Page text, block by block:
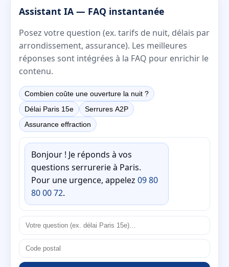
Assistant IA — FAQ instantanée
Posez votre question (ex. tarifs de nuit, délais par
arrondissement, assurance). Les meilleures
réponses sont intégrées à la FAQ pour enrichir le
contenu.
Combien coûte une ouverture la nuit ?
Délai Paris 15e
Serrures A2P
Assurance effraction
Bonjour ! Je réponds à vos
questions serrurerie à Paris.
Pour une urgence, appelez 09 80
80 00 72.